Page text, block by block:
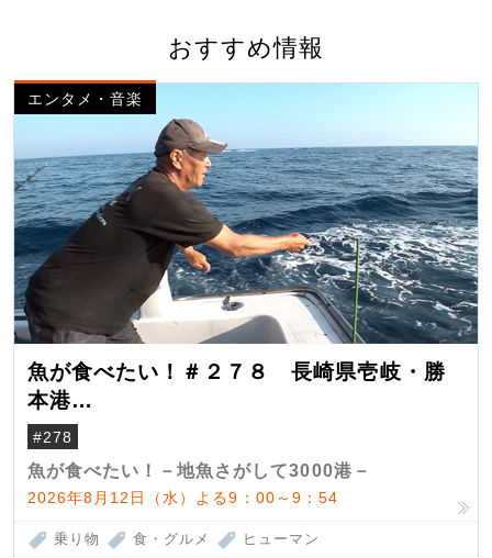
おすすめ情報
エンタメ・音楽
魚が食べたい！＃２７８ 長崎県壱岐・勝
本港
（クロマグロ）
#278
魚が食べたい！－地魚さがして3000港－
2026年8月12日（水）よる9：00～9：54
乗り物 食・グルメ ヒューマン